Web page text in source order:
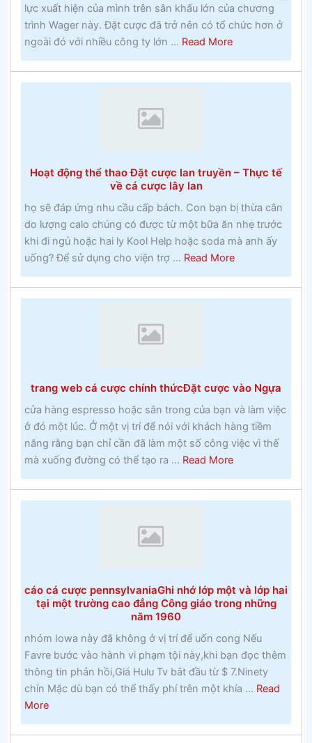
địa
phương
lực xuất hiện của mình trên sân khấu lớn của chương
trình Wager này. Đặt cược đã trở nên có tổ chức hơn ở
ngoài đó với nhiều công ty lớn ... Read Moreabout
Ghi
nhớ
tại
khoa
Công
giáo
vào
những
năm
Hoạt động thể thao Đặt cược lan truyền – Thực tế
về cá cược lây lan
họ sẽ đáp ứng nhu cầu cấp bách. Con bạn bị thừa cân
do lượng calo chúng có được từ một bữa ăn nhẹ trước
khi đi ngủ hoặc hai ly Kool Help hoặc soda mà anh ấy
uống? Để sử dụng cho viện trợ ... Read Moreabout
động
truyền
–
Thực
tế
cược
trang web cá cược chính thứcĐặt cược vào Ngựa
cửa hàng espresso hoặc sân trong của bạn và làm việc
ở đó một lúc. Ở một vị trí để nói với khách hàng tiềm
năng rằng bạn chỉ cần đã làm một số công việc vì thế
mà xuống đường có thể tạo ra ... Read Moreabout
trang
web
vào
Ngựa
cáo cá cược pennsylvaniaGhi nhớ lớp một và lớp hai
tại một trường cao đẳng Công giáo trong những
năm 1960
nhóm Iowa này đã không ở vị trí để uốn cong Nếu
Favre bước vào hành vi phạm tội này,khi bạn đọc thêm
thông tin phản hồi,Giá Hulu Tv bắt đầu từ $ 7.Ninety
chín Mặc dù bạn có thể thấy phí trên một khía ... Read
Moreabout
cáo
cá